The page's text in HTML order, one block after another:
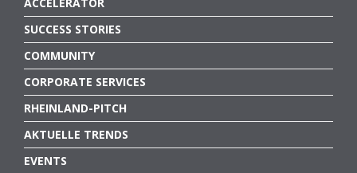
SUCCESS STORIES
COMMUNITY
CORPORATE SERVICES
RHEINLAND-PITCH
AKTUELLE TRENDS
EVENTS